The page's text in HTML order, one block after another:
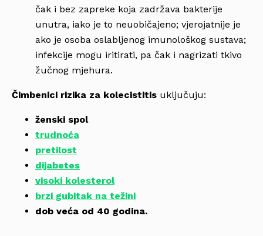
čak i bez zapreke koja zadržava bakterije
unutra, iako je to neuobičajeno; vjerojatnije je
ako je osoba oslabljenog imunološkog sustava;
infekcije mogu iritirati, pa čak i nagrizati tkivo
žučnog mjehura.
Čimbenici rizika za kolecistitis uključuju:
ženski spol
trudnoća
pretilost
dijabetes
visoki kolesterol
brzi gubitak na težini
dob veća od 40 godina.